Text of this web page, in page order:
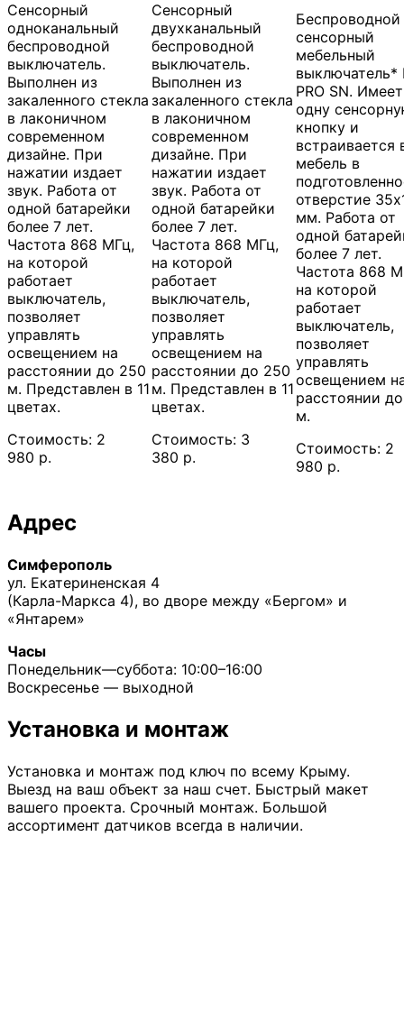
Сенсорный
одноканальный
беспроводной
выключатель.
Выполнен из
закаленного стекла
в лаконичном
современном
дизайне. При
нажатии издает
звук. Работа от
одной батарейки
более 7 лет.
Частота 868 МГц,
на которой
работает
выключатель,
позволяет
управлять
освещением на
расстоянии до 250
м. Представлен в 11
цветах.
Стоимость: 2
980 р.
Сенсорный
двухканальный
беспроводной
выключатель.
Выполнен из
закаленного стекла
в лаконичном
современном
дизайне. При
нажатии издает
звук. Работа от
одной батарейки
более 7 лет.
Частота 868 МГц,
на которой
работает
выключатель,
позволяет
управлять
освещением на
расстоянии до 250
м. Представлен в 11
цветах.
Стоимость: 3
380 р.
Беспроводной
сенсорный
мебельный
выключатель*
PRO SN. Имеет
одну
кнопку и
встраивается
мебель в
отверстие
мм. Работа от
одной
более 7 лет.
Частота 868
на которой
работает
выключатель,
позволяет
управлять
освещением
расстоянии
м.
Стоимость: 2
980 р.
Адрес
Симферополь
ул. Екатериненская 4
(Карла-Маркса 4), во дворе между «Бергом» и
«Янтарем»
Часы
Понедельник—суббота: 10:00–16:00
Воскресенье — выходной
Установка и монтаж
Установка и монтаж под ключ по всему Крыму.
Выезд на ваш объект за наш счет. Быстрый макет
вашего проекта. Срочный монтаж. Большой
ассортимент датчиков всегда в наличии.